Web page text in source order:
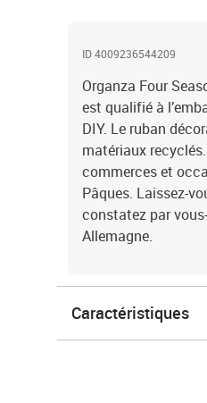
ID 4009236544209
Organza Four
est qualifié à
DIY. Le ruban
matériaux
commerces et
Pâques. Laissez-
constatez par
Allemagne.
Caractéristiques